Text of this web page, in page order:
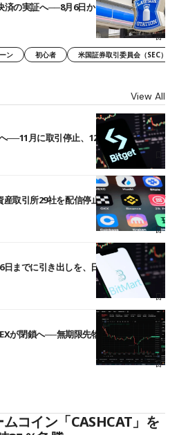
の実証へ──8月6日からJPYCやUSDC対
ン 初心者 米国証券取引委員会（SEC）
View All
月に取引停止、12月末に強制決済
取引所29社を配信停止──OKXやバイビ
までに引き出しを、日本人利用者も対
が閉鎖へ──無期限先物を生んだ11年に
コイン「CASHCAT」を